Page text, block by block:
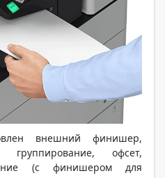
внешний финишер,
группирование, офсет,
(с финишером для